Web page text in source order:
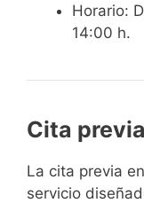
Horario:
14:00 h.
Cita previa
​​​​​​​​​​​​​​​​​​​​​​​​​​​​La cita previa
servicio